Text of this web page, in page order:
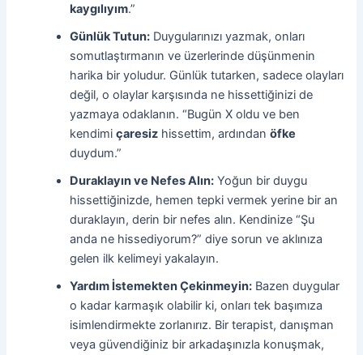
kaygılıyım.”
Günlük Tutun: Duygularınızı yazmak, onları
somutlaştırmanın ve üzerlerinde düşünmenin
harika bir yoludur. Günlük tutarken, sadece olayları
değil, o olaylar karşısında ne hissettiğinizi de
yazmaya odaklanın. “Bugün X oldu ve ben
kendimiçaresiz hissettim, ardındanöfke
duydum.”
Duraklayın ve Nefes Alın: Yoğun bir duygu
hissettiğinizde, hemen tepki vermek yerine bir an
duraklayın, derin bir nefes alın. Kendinize “Şu
anda ne hissediyorum?” diye sorun ve aklınıza
gelen ilk kelimeyi yakalayın.
Yardım İstemekten Çekinmeyin: Bazen duygular
o kadar karmaşık olabilir ki, onları tek başımıza
isimlendirmekte zorlanırız. Bir terapist, danışman
veya güvendiğiniz bir arkadaşınızla konuşmak,